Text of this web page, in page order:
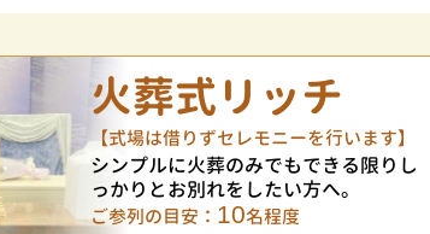
火葬式リッチ
【式場は借りずセレモニーを行います】
シンプルに火葬のみでもできる限りし
っかりとお別れをしたい方へ。
ご参列の目安： 10名程度